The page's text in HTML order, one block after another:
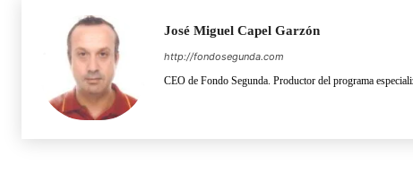
José Miguel Capel Garzón
http://fondosegunda.com
CEO de Fondo Segunda. Productor del programa